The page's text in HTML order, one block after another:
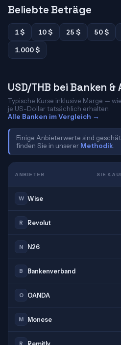
Beliebte Beträge
1 $ 10 $ 25 $ 50 $
1.000 $
USD/THB bei Banken
Typische Kurse inklusive Marge —
je US-Dollar tatsächlich erhalten.
Alle Banken im Vergleich →
Einige Anbieterwerte sind
finden Sie in unserer Methodik
ANBIETER SIE
W Wise
R Revolut
N N26
B Bankenverband
O OANDA
M Monese
R Remitly